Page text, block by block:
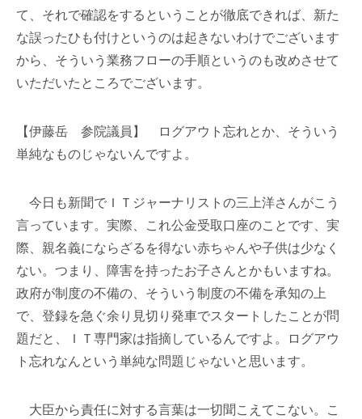
て、それで確認をするということが徹底できれば、新た
な誤ったひも付けというのは起きないわけでございます
から、そういう業務フローの手順というのも改めさせて
いただいたところでございます。
【伊藤岳 参院議員】 ログアウト忘れとか、そういう
単純なものじゃないんですよ。
今日も新聞でＩＴジャーナリストの三上洋さんがこう
言っています。実際、これ公金受取口座のことです、実
際、親名義にならざるを得ない赤ちゃんや子供は少なく
ない。つまり、障害を持ったお子さんとかもいますね。
政府が制度の不備の、そういう制度の不備を承知の上
で、登録を急ぐ余り見切り発車でスタートしたことが問
題だと、ＩＴ専門家は指摘しているんですよ。ログアウ
ト忘れなんという単純な問題じゃないと思います。
大臣から責任に対する言葉は一切聞こえてこない。こ